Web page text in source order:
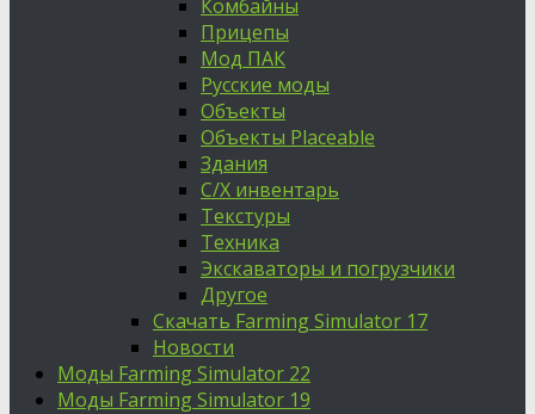
Комбайны
Прицепы
Мод ПАК
Русские моды
Объекты
Объекты Placeable
Здания
С/Х инвентарь
Текстуры
Техника
Экскаваторы и погрузчики
Другое
Скачать Farming Simulator 17
Новости
Моды Farming Simulator 22
Моды Farming Simulator 19